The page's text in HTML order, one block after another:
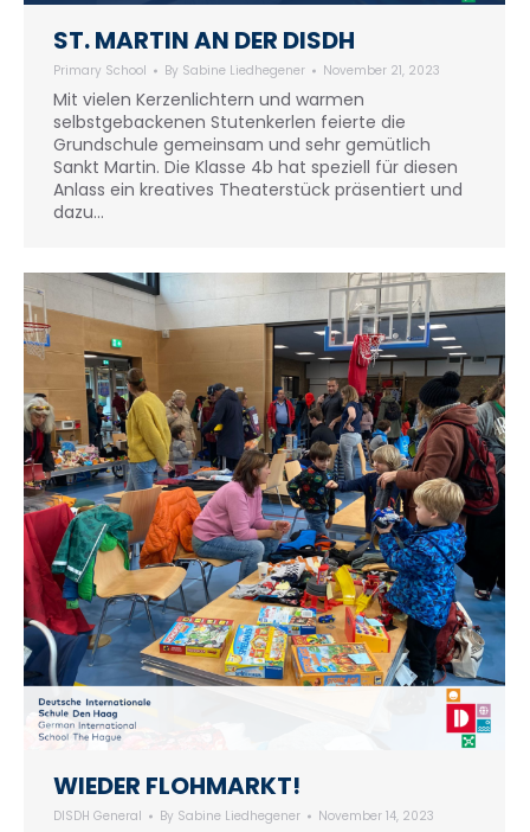
ST. MARTIN AN DER DISDH
Primary School By Sabine Liedhegener November 21, 2023
Mit vielen Kerzenlichtern und warmen
selbstgebackenen Stutenkerlen feierte die
Grundschule gemeinsam und sehr gemütlich
Sankt Martin. Die Klasse 4b hat speziell für diesen
Anlass ein kreatives Theaterstück präsentiert und
dazu…
WIEDER FLOHMARKT!
DISDH General By Sabine Liedhegener November 14, 2023